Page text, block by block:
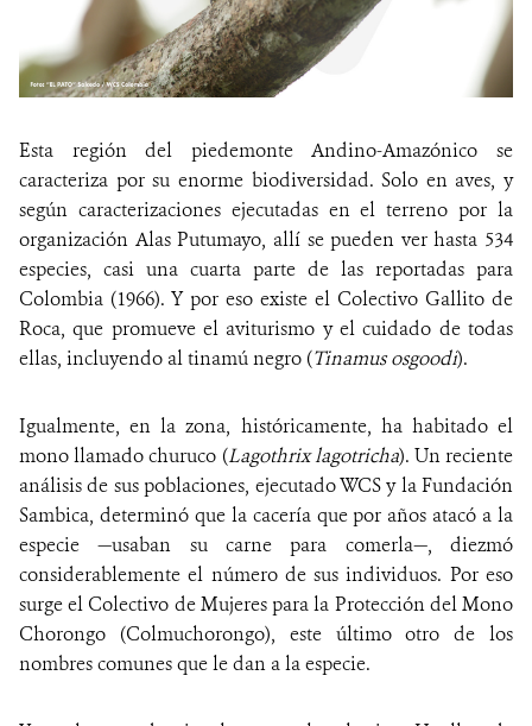
Esta región del piedemonte Andino-Amazónico se
caracteriza por su enorme biodiversidad. Solo en aves, y
según caracterizaciones ejecutadas en el terreno por la
organización Alas Putumayo, allí se pueden ver hasta 534
especies, casi una cuarta parte de las reportadas para
Colombia (1966). Y por eso existe el Colectivo Gallito de
Roca, que promueve el aviturismo y el cuidado de todas
ellas, incluyendo al tinamú negro (Tinamus osgoodi).
Igualmente, en la zona, históricamente, ha habitado el
mono llamado churuco (Lagothrix lagotricha). Un reciente
análisis de sus poblaciones, ejecutado WCS y la Fundación
Sambica, determinó que la cacería que por años atacó a la
especie —usaban su carne para comerla—, diezmó
considerablemente el número de sus individuos. Por eso
surge el Colectivo de Mujeres para la Protección del Mono
Chorongo (Colmuchorongo), este último otro de los
nombres comunes que le dan a la especie.